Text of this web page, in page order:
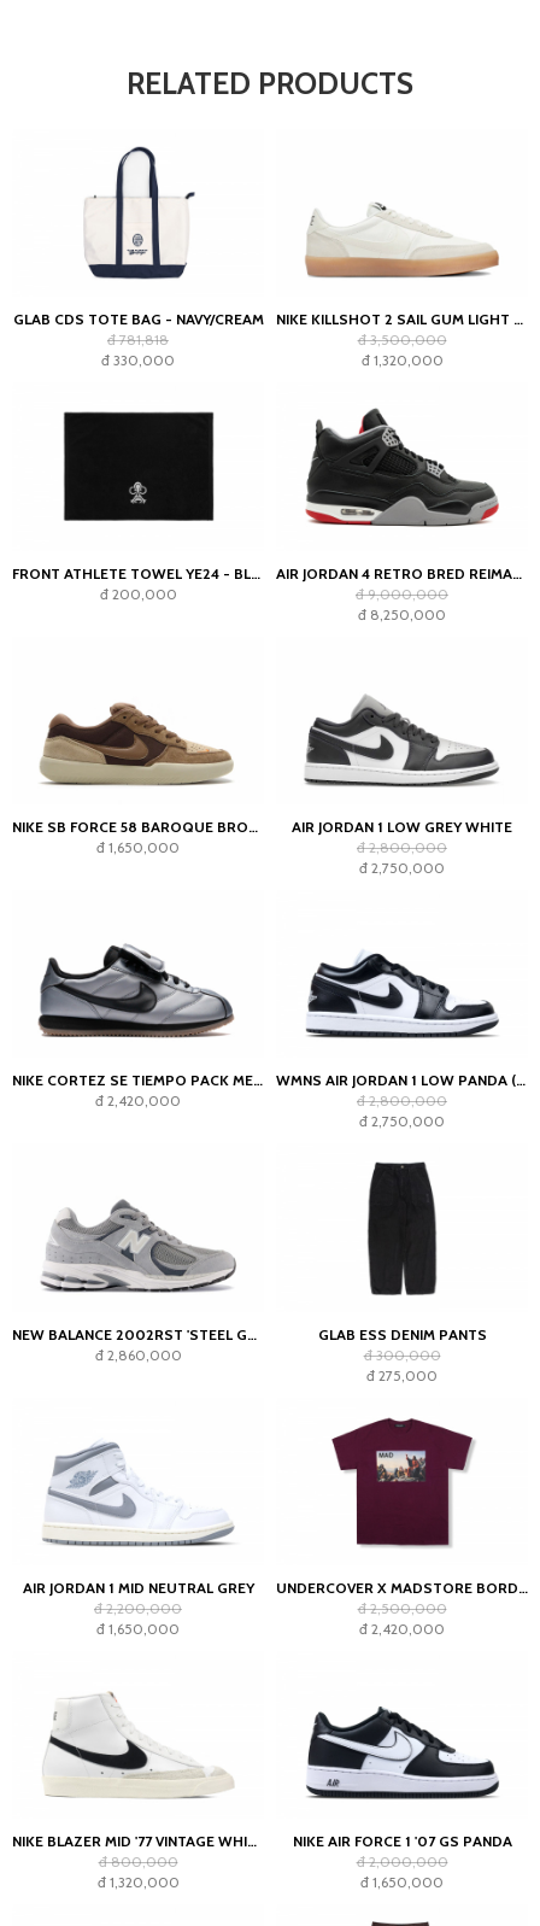
RELATED PRODUCTS
GLAB CDS TOTE BAG - NAVY/CREAM
đ 781,818
đ 330,000
NIKE KILLSHOT 2 SAIL GUM LIGHT OREWOOD BROWN (WOMEN'S)
đ 3,500,000
đ 1,320,000
FRONT ATHLETE TOWEL YE24 - BLACK
đ 200,000
AIR JORDAN 4 RETRO BRED REIMAGINED
đ 9,000,000
đ 8,250,000
NIKE SB FORCE 58 BAROQUE BROWN PARACHUTE BEIGE DESERT KHAKI MOSSWOOD BROWN
đ 1,650,000
AIR JORDAN 1 LOW GREY WHITE
đ 2,800,000
đ 2,750,000
NIKE CORTEZ SE TIEMPO PACK METALLIC COOL GREY
đ 2,420,000
WMNS AIR JORDAN 1 LOW PANDA (2023)
đ 2,800,000
đ 2,750,000
NEW BALANCE 2002RST 'STEEL GREY'
đ 2,860,000
GLAB ESS DENIM PANTS
đ 300,000
đ 275,000
AIR JORDAN 1 MID NEUTRAL GREY
đ 2,200,000
đ 1,650,000
UNDERCOVER X MADSTORE BORDEAUX T-SHIRT
đ 2,500,000
đ 2,420,000
NIKE BLAZER MID '77 VINTAGE WHITE BLACK
đ 800,000
đ 1,320,000
NIKE AIR FORCE 1 '07 GS PANDA
đ 2,000,000
đ 1,650,000